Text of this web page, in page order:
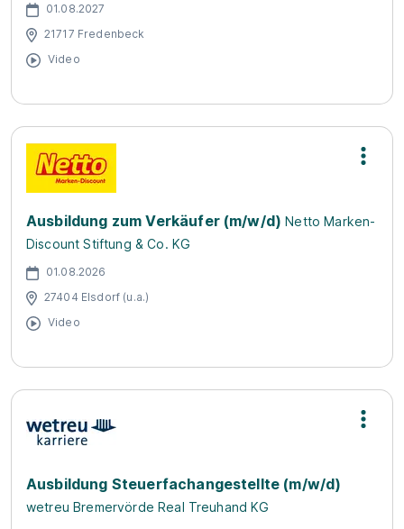
01.08.2027
21717 Fredenbeck
Video
Ausbildung zum Verkäufer (m/w/d) Netto Marken-
Discount Stiftung & Co. KG
01.08.2026
27404 Elsdorf (u.a.)
Video
Ausbildung Steuer­fach­angestellte (m/w/d)
wetreu Bremervörde Real Treuhand KG